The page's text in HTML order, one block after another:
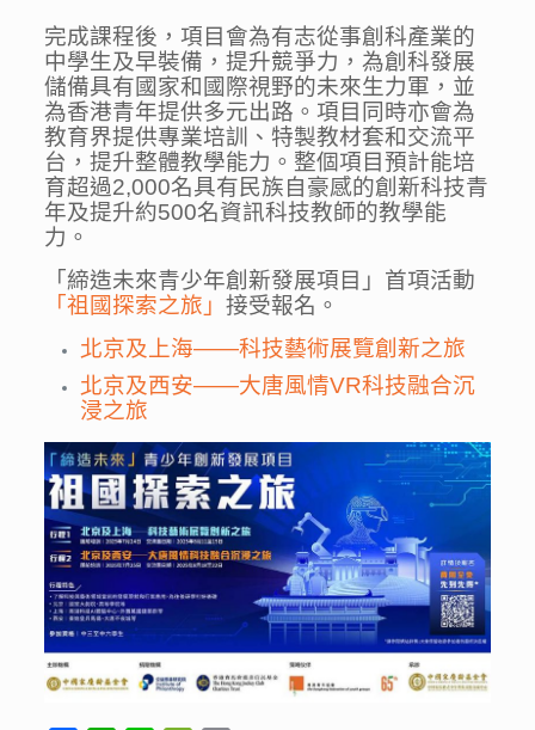
完成課程後，項目會為有志從事創科產業的
中學生及早裝備，提升競爭力，為創科發展
儲備具有國家和國際視野的未來生力軍，並
為香港青年提供多元出路。項目同時亦會為
教育界提供專業培訓、特製教材套和交流平
台，提升整體教學能力。整個項目預計能培
育超過2,000名具有民族自豪感的創新科技青
年及提升約500名資訊科技教師的教學能
力。
「締造未來青少年創新發展項目」首項活動
「祖國探索之旅」接受報名。
北京及上海——科技藝術展覽創新之旅
北京及西安——大唐風情VR科技融合沉
浸之旅